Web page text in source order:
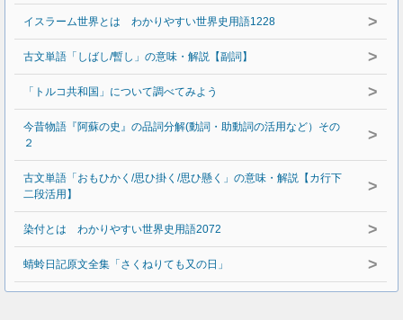
イスラーム世界とは わかりやすい世界史用語1228 >
古文単語「しばし/暫し」の意味・解説【副詞】 >
「トルコ共和国」について調べてみよう >
今昔物語『阿蘇の史』の品詞分解(動詞・助動詞の活用など）その
２
>
古文単語「おもひかく/思ひ掛く/思ひ懸く」の意味・解説【カ行下
二段活用】
>
染付とは わかりやすい世界史用語2072 >
蜻蛉日記原文全集「さくねりても又の日」 >